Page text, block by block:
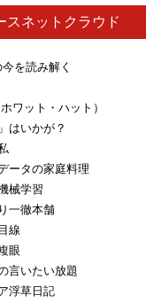
スネットクラウド
を読み解く
ワット・ハット）
はいかが？
ータの家庭料理
械学習
一徹本舗
線
眼
言いたい放題
浮草日記